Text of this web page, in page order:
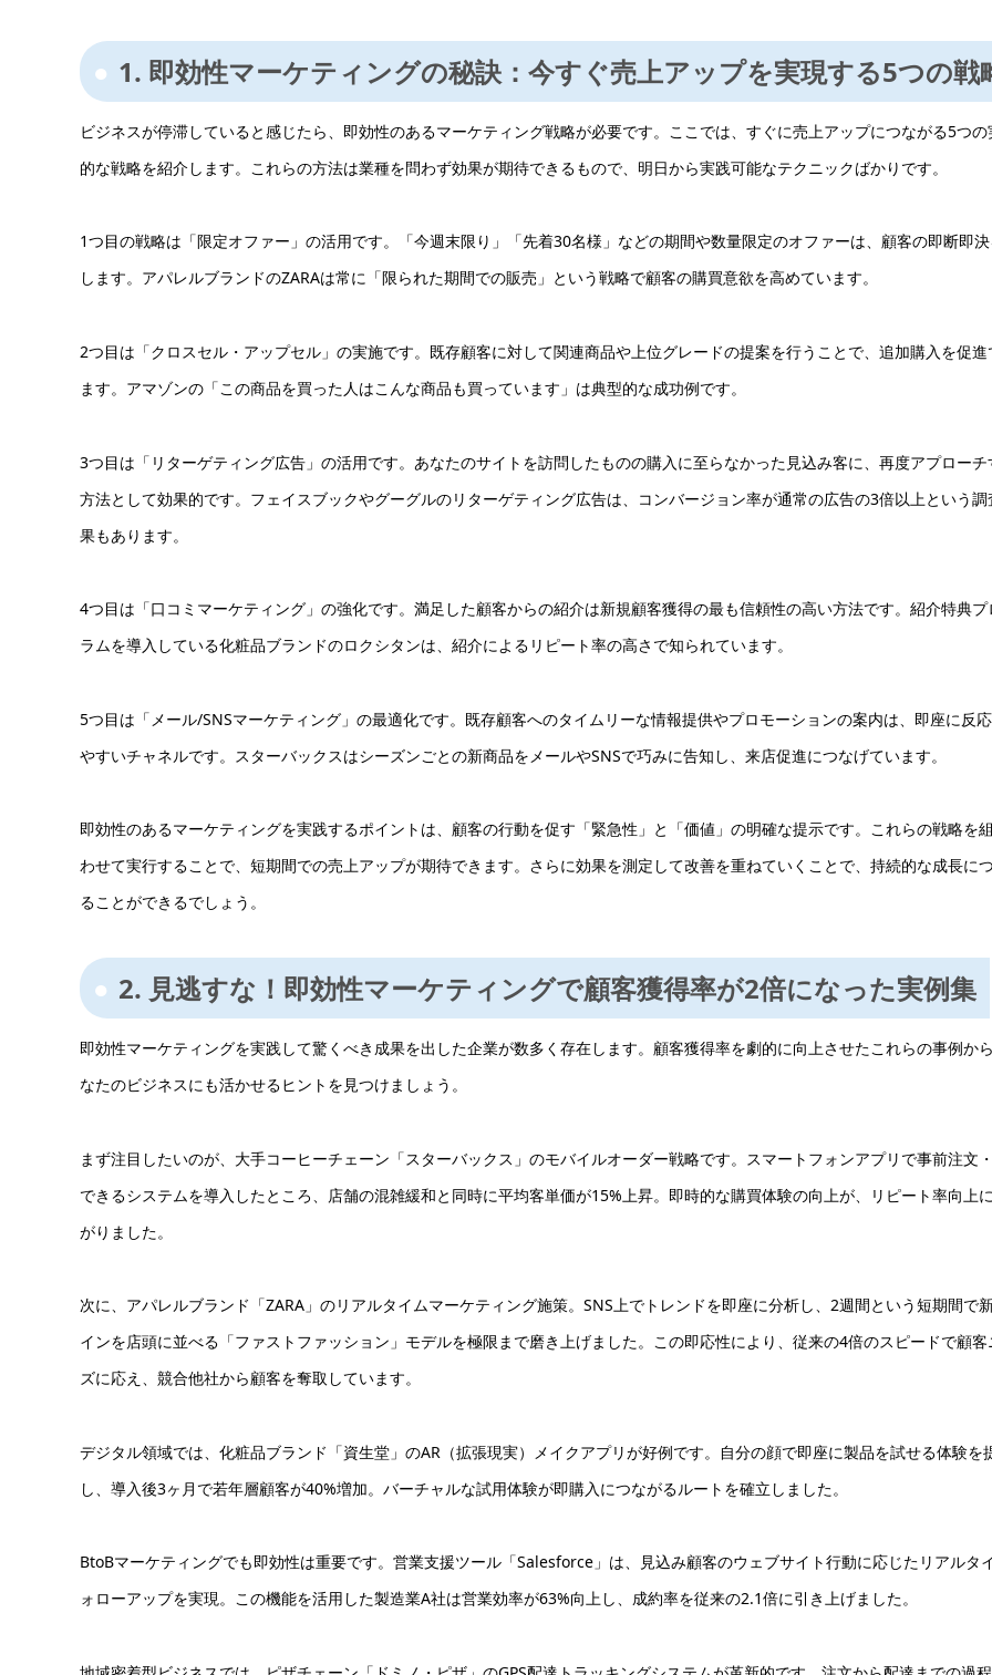
1. 即効性マーケティングの秘訣：今すぐ売上アップを実現する5つの戦
ビジネスが停滞していると感じたら、即効性のあるマーケティング戦略が必要です。ここでは、すぐに売上アップにつながる5つの
的な戦略を紹介します。これらの方法は業種を問わず効果が期待できるもので、明日から実践可能なテクニックばかりです。
1つ目の戦略は「限定オファー」の活用です。「今週末限り」「先着30名様」などの期間や数量限定のオファーは、顧客の即断即
します。アパレルブランドのZARAは常に「限られた期間での販売」という戦略で顧客の購買意欲を高めています。
2つ目は「クロスセル・アップセル」の実施です。既存顧客に対して関連商品や上位グレードの提案を行うことで、追加購入を促進
ます。アマゾンの「この商品を買った人はこんな商品も買っています」は典型的な成功例です。
3つ目は「リターゲティング広告」の活用です。あなたのサイトを訪問したものの購入に至らなかった見込み客に、再度アプローチ
方法として効果的です。フェイスブックやグーグルのリターゲティング広告は、コンバージョン率が通常の広告の3倍以上という調
果もあります。
4つ目は「口コミマーケティング」の強化です。満足した顧客からの紹介は新規顧客獲得の最も信頼性の高い方法です。紹介特典プ
ラムを導入している化粧品ブランドのロクシタンは、紹介によるリピート率の高さで知られています。
5つ目は「メール/SNSマーケティング」の最適化です。既存顧客へのタイムリーな情報提供やプロモーションの案内は、即座に反
やすいチャネルです。スターバックスはシーズンごとの新商品をメールやSNSで巧みに告知し、来店促進につなげています。
即効性のあるマーケティングを実践するポイントは、顧客の行動を促す「緊急性」と「価値」の明確な提示です。これらの戦略を
わせて実行することで、短期間での売上アップが期待できます。さらに効果を測定して改善を重ねていくことで、持続的な成長に
ることができるでしょう。
2. 見逃すな！即効性マーケティングで顧客獲得率が2倍になった実例集
即効性マーケティングを実践して驚くべき成果を出した企業が数多く存在します。顧客獲得率を劇的に向上させたこれらの事例か
なたのビジネスにも活かせるヒントを見つけましょう。
まず注目したいのが、大手コーヒーチェーン「スターバックス」のモバイルオーダー戦略です。スマートフォンアプリで事前注文
できるシステムを導入したところ、店舗の混雑緩和と同時に平均客単価が15%上昇。即時的な購買体験の向上が、リピート率向上
がりました。
次に、アパレルブランド「ZARA」のリアルタイムマーケティング施策。SNS上でトレンドを即座に分析し、2週間という短期間で
インを店頭に並べる「ファストファッション」モデルを極限まで磨き上げました。この即応性により、従来の4倍のスピードで顧客
ズに応え、競合他社から顧客を奪取しています。
デジタル領域では、化粧品ブランド「資生堂」のAR（拡張現実）メイクアプリが好例です。自分の顔で即座に製品を試せる体験を
し、導入後3ヶ月で若年層顧客が40%増加。バーチャルな試用体験が即購入につながるルートを確立しました。
BtoBマーケティングでも即効性は重要です。営業支援ツール「Salesforce」は、見込み顧客のウェブサイト行動に応じたリアルタ
ォローアップを実現。この機能を活用した製造業A社は営業効率が63%向上し、成約率を従来の2.1倍に引き上げました。